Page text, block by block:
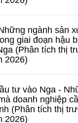
ngành sản
giai đoạn hậu
(Phân tích thị
2026)
tư vào Nga -
doanh nghiệp
(Phân tích thị
2026)